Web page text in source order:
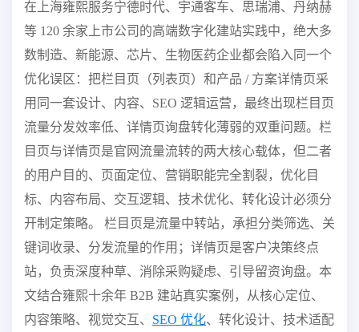
在上海雍熙服务宁德时代、宇通客车、思瑞浦、丹纳赫
等 120 余家上市公司的高端数字化建站实践中，绝大多
数制造、新能源、芯片、生物医药企业都会陷入同一个
优化误区：把栏目页（列表页）和产品 / 方案详情页采
用同一套设计、内容、SEO 逻辑运营，最终出现栏目页
流量分发效率低、详情页询盘转化薄弱的双重问题。栏
目页与详情页是官网流量流转的两大核心载体，但二者
的用户目的、页面定位、营销职能完全割裂，优化目
标、内容布局、交互逻辑、技术优化、转化设计必须分
开制定策略。 栏目页是流量中转站，承担分类筛选、关
键词收录、分发流量的作用；详情页是客户决策终点
站，负责深度种草、消除采购疑虑、引导留资询盘。本
文结合雍熙十余年 B2B 建站真实案例，从核心定位、
内容策略、视觉交互、 SEO 优化、转化设计、技术适配